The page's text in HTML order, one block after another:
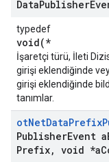
DataPublisher
typedef
void(*
İşaretçi türü, İleti
girişi eklendiğinde
girişi eklendiğinde
tanımlar.
otNetDataPrefix
PublisherEvent a
Prefix, void *a